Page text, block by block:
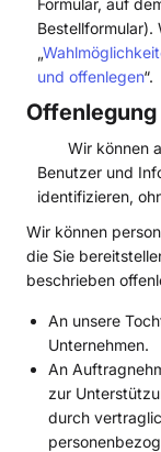
Bestellformular).
„
und offenlegen“.
Wir können
Benutzer und
identifizieren,
Wir können
die Sie
beschrieben
An unsere
Unternehmen.
An
zur
durch